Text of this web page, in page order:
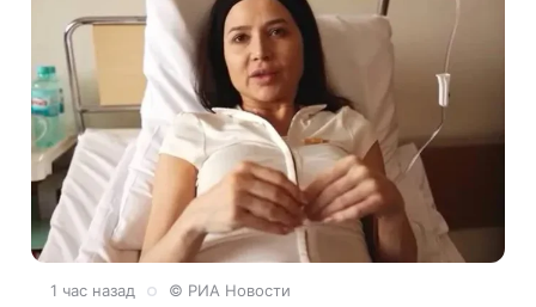
1 час назад © РИА Новости